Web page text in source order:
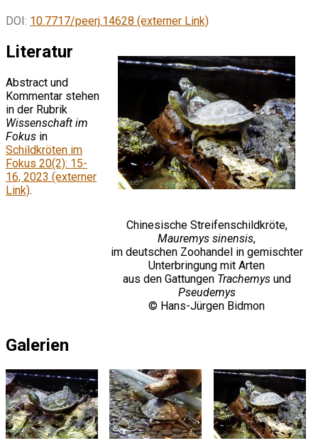
DOI: 10.7717/peerj.14628 (externer Link)
Chinesische Streifenschildkröte,
Mauremys sinensis,
im deutschen Zoohandel in gemischter
Unterbringung mit Arten
aus den Gattungen Trachemysund
Pseudemys
© Hans-Jürgen Bidmon
Literatur
Abstract und
Kommentar stehen
in der Rubrik
Wissenschaft im
Fokus in
Schildkröten im
Fokus 20(2): 15-
16, 2023 (externer
Link).
Galerien